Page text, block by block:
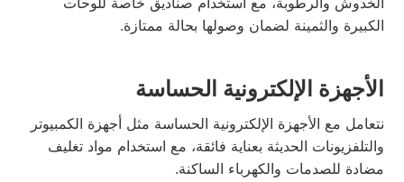
الكبيرة والثمينة لضمان وصولها بحالة ممتازة.
الأجهزة الإلكترونية الحساسة
نتعامل مع الأجهزة الإلكترونية الحساسة مثل أجهزة الكمبيوتر
والتلفزيونات الحديثة بعناية فائقة، مع استخدام مواد تغليف
مضادة للصدمات والكهرباء الساكنة.